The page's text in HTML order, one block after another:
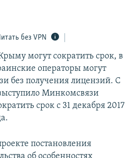
без VPN
могут сократить срок, в
операторы могут
без получения лицензий. С
Минкомсвязи
срок с 31 декабря 2017
постановления